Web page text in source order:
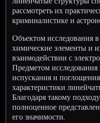
рассмотреть их
криминалистике и
Объектом исследования
химические элементы и
взаимодействии с
Предметом
испускания и
характеристики
Благодаря такому
полноценное
его значимости.